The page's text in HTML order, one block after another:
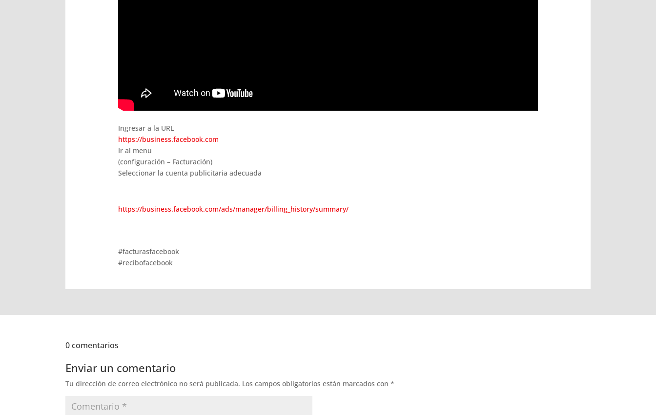
Ingresar a la URL
https://business.facebook.com
Ir al menu
(configuración – Facturación)
Seleccionar la cuenta publicitaria adecuada
https://business.facebook.com/ads/manager/billing_history/summary/
#facturasfacebook
#recibofacebook
0 comentarios
Enviar un comentario
Tu dirección de correo electrónico no será publicada. Los campos obligatorios están marcados con*